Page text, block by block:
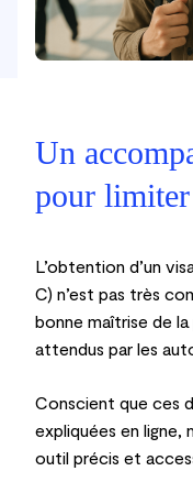
Un
pour
L’obtention d’un
C) n’est pas très
bonne maîtrise de
attendus par les
Conscient que ces
expliquées en ligne,
outil précis et